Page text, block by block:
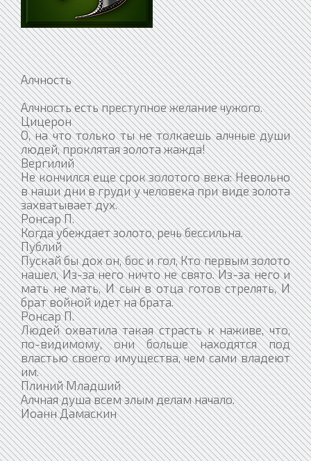
Алчность
Алчность есть преступное желание чужого.
Цицерон
О, на что только ты не толкаешь алчные души
людей, проклятая золота жажда!
Вергилий
Не кончился еще срок золотого века: Невольно
в наши дни в груди у человека при виде золота
захватывает дух.
Ронсар П.
Когда убеждает золото, речь бессильна.
Публий
Пускай бы дох он, бос и гол, Кто первым золото
нашел, Из-за него ничто не свято. Из-за него и
мать не мать, И сын в отца готов стрелять, И
брат войной идет на брата.
Ронсар П.
Людей охватила такая страсть к наживе, что,
по-видимому, они больше находятся под
властью своего имущества, чем сами владеют
им.
Плиний Младший
Алчная душа всем злым делам начало.
Иоанн Дамаскин